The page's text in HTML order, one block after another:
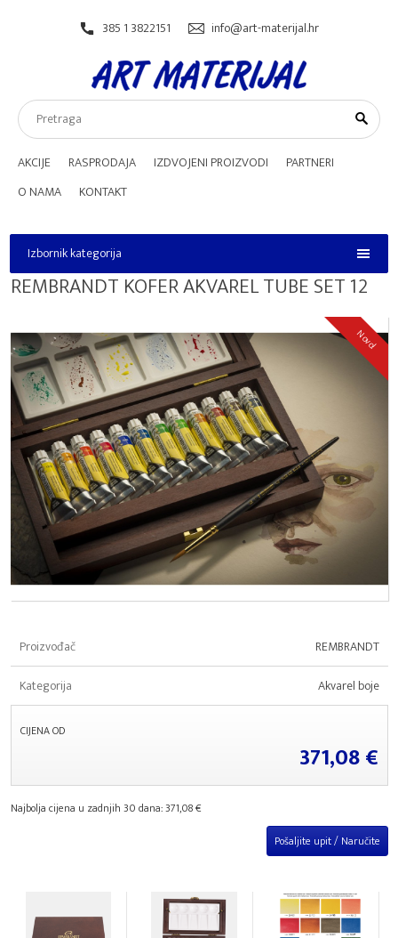
Izbornik kategorija
Izbornik kategorija
385 1 3822151 info@art-materijal.hr
AKCIJE RASPRODAJA IZDVOJENI PROIZVODI
PARTNERI
O NAMA
KONTAKT
REMBRANDT KOFER AKVAREL TUBE SET 12
Novo!
Proizvođač
REMBRANDT
Kategorija
Akvarel boje
CIJENA OD
371,08 €
Najbolja cijena u zadnjih 30 dana: 371,08 €
Pošaljite upit / Naručite